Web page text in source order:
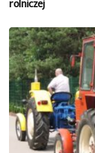
rolniczej